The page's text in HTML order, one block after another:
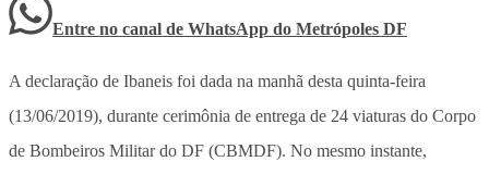
Entre no canal de WhatsApp do Metrópoles DF
A declaração de Ibaneis foi dada na manhã desta quinta-feira
(13/06/2019), durante cerimônia de entrega de 24 viaturas do Corpo
de Bombeiros Militar do DF (CBMDF). No mesmo instante,